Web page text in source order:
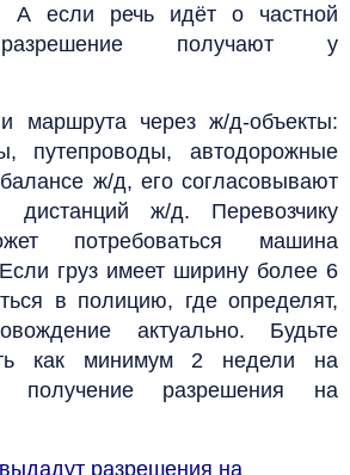
А если речь идёт о частной
разрешение получают у
маршрута через ж/д-объекты:
путепроводы, автодорожные
ж/д, его согласовывают
дистанций ж/д. Перевозчику
потребоваться машина
груз имеет ширину более 6
в полицию, где определят,
актуально. Будьте
как минимум 2 недели на
разрешения на
разрешения на